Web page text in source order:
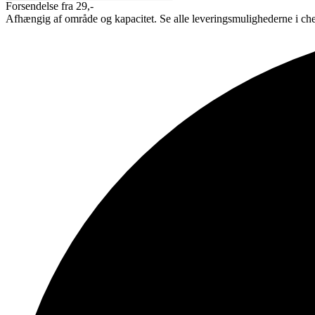
Forsendelse fra 29,-
Afhængig af område og kapacitet. Se alle leveringsmulighederne i